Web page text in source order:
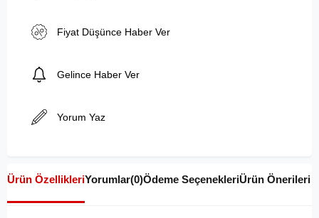
Fiyat Düşünce Haber Ver
Gelince Haber Ver
Yorum Yaz
Ürün ÖzellikleriYorumlar(0)Ödeme SeçenekleriÜrün Önerileri